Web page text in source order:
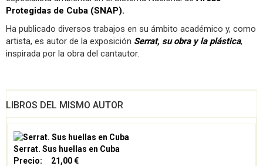
Protegidas de Cuba (SNAP).
Ha publicado diversos trabajos en su ámbito académico y, como
artista, es autor de la exposición Serrat, su obra y la plástica,
inspirada por la obra del cantautor.
LIBROS DEL MISMO AUTOR
Serrat. Sus huellas en Cuba
Precio:
21,00 €